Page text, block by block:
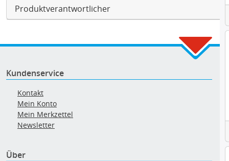
Produktverantwortlicher
Kundenservice
Kontakt
Mein Konto
Mein Merkzettel
Newsletter
Über